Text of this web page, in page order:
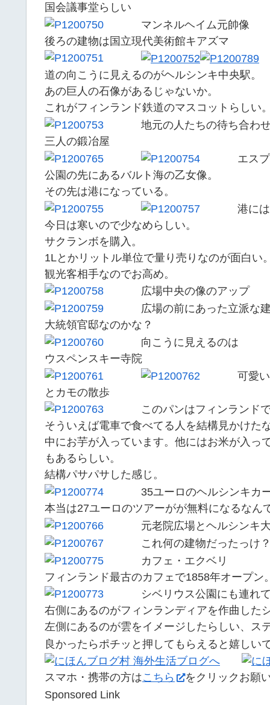
国会議事堂らしい
マンネルヘイム元帥像
後ろの建物は国立現代美術館キアズマ
道の向こうに見えるのがヘルシンキ中央駅。
あの巨人の石像があるじゃないか。
これがフィンランド鉄道のマスコットらしい
地元の人たちの待ち合わ
三人の鍛冶屋
エス
公園の先にあるバルト海の乙女像。
その先は港になっている。
港に
今日は寒いので少なめらしい。
サクランボを購入。
1Lとかリットル単位で量り売りなのが面白い
観光客相手なのでお高め。
広場中央の像のアップ
広場の前にあった立派な
大統領官邸なのかな？
向こうに見えるのは
ウスペンスキー寺院
可愛
とカモの散歩
このパンはフィンランド
そういえば電車で食べてる人を結構見かけた
中にお芋が入っています。他にはお米が入っ
もあるらしい。
結構パサパサした感じ。
35ユーロのヘルシンキカ
本当は27ユーロのツアーがが無料になるなん
元老院広場とヘルシンキ
これ何の建物だったっけ
カフェ・エクベリ
フィンランド最古のカフェで1858年オープン
シベリウス公園にも連れ
右側にあるのがフィンランディアを作曲した
左側にあるのが雲をイメージしたらしい、ス
良かったらポチッと押してもらえると嬉しい
スマホ・携帯の方はこちら
をクリックお願
Sponsored Link